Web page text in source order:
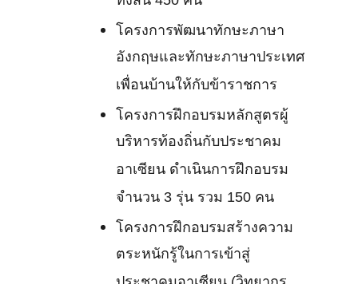
โครงการพัฒนาทักษะภาษา
อังกฤษและทักษะภาษาประเทศ
เพื่อนบ้านให้กับข้าราชการ
โครงการฝึกอบรมหลักสูตรผู้
บริหารท้องถิ่นกับประชาคม
อาเซียน ดำเนินการฝึกอบรม
จำนวน 3 รุ่น รวม 150 คน
โครงการฝึกอบรมสร้างความ
ตระหนักรู้ในการเข้าสู่